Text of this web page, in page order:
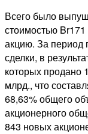
Всего было
стоимостью
акцию. За период
сделки, в
которых продано
млрд., что
68,63% общего
акционерного
843 новых